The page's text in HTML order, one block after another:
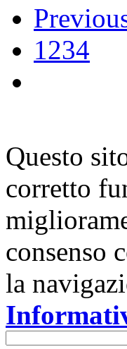
1234
Questo
corretto
consenso
la